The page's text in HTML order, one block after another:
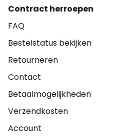
Contract herroepen
FAQ
Bestelstatus bekijken
Retourneren
Contact
Betaalmogelijkheden
Verzendkosten
Account